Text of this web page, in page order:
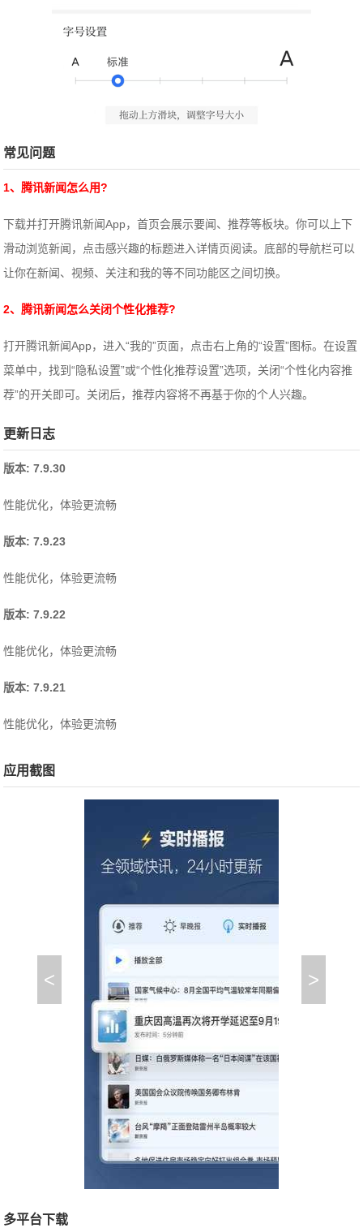
常见问题
1、腾讯新闻怎么用?
下载并打开腾讯新闻App，首页会展示要闻、推荐等板块。你可以上下
滑动浏览新闻，点击感兴趣的标题进入详情页阅读。底部的导航栏可以
让你在新闻、视频、关注和我的等不同功能区之间切换。
2、腾讯新闻怎么关闭个性化推荐?
打开腾讯新闻App，进入“我的”页面，点击右上角的“设置”图标。在设置
菜单中，找到“隐私设置”或“个性化推荐设置”选项，关闭“个性化内容推
荐”的开关即可。关闭后，推荐内容将不再基于你的个人兴趣。
更新日志
版本: 7.9.30
性能优化，体验更流畅
版本: 7.9.23
性能优化，体验更流畅
版本: 7.9.22
性能优化，体验更流畅
版本: 7.9.21
性能优化，体验更流畅
应用截图
< >
多平台下载